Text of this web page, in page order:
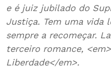
e é juiz jubilado do
Justiça. Tem uma vida
sempre a recomeçar.
terceiro romance,
Liberdade</em>.